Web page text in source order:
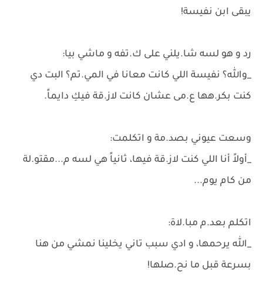
يبقى ابن نفيسة!
رد و هو لسه شا.يلني على ك.تفه و ماشي بيا:
_والله؟ نفيسة اللي كانت معانا في المي.تم؟ البت دي
كنت بكر.هها ع.مى عشان كانت لاز.قة فيكِ دايماً.
وسعت عيوني بصد.مة و اتكلمت:
_أولاً أنا اللي كنت لاز.قة فيها، ثانياً هي لسه م...مقتو.لة
من كام يوم...
اتكلم بعد.م مبا.لاة:
_الله يرحمها، و ادي سبب تاني يخلينا نمشي من هنا
بسرعة قبل ما نح.صلها!